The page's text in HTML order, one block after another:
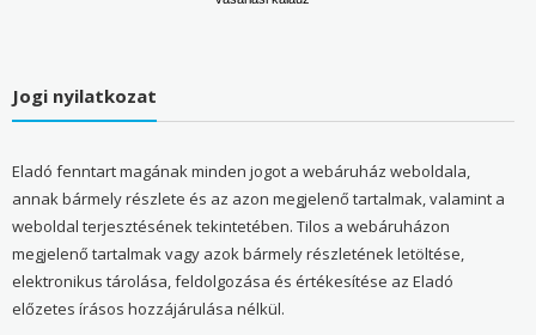
Jogi nyilatkozat
Eladó fenntart magának minden jogot a webáruház weboldala,
annak bármely részlete és az azon megjelenő tartalmak, valamint a
weboldal terjesztésének tekintetében. Tilos a webáruházon
megjelenő tartalmak vagy azok bármely részletének letöltése,
elektronikus tárolása, feldolgozása és értékesítése az Eladó
előzetes írásos hozzájárulása nélkül.